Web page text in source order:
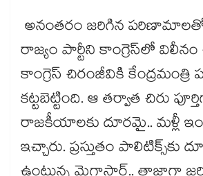
అనంతరం జరిగిన పరిణామాలతో
రాజ్యం పార్టీని కాంగ్రెస్‎లో
కాంగ్రెస్ చిరంజీవికి కేంద్రమంత్రి
కట్టబెట్టింది. ఆ తర్వాత చిరు
రాజకీయాలకు దూరమై.. మళ్లీ
ఇచ్చారు. ప్రస్తుతం పాలిటిక్స్‎కు